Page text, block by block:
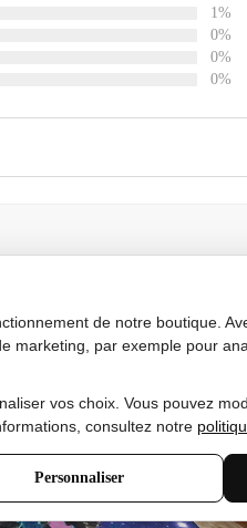
1%
0%
0%
0%
de notre boutique.
marketing, par exemple pour
vos choix. Vous pouvez
consultez notre
Personnaliser